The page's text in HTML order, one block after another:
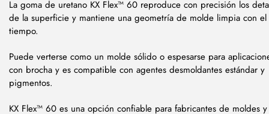
La goma de uretano KX Flex™ 60 reproduce con precisión los
de la superficie y mantiene una geometría de molde limpia con el
tiempo.
Puede verterse como un molde sólido o espesarse para
con brocha y es compatible con agentes desmoldantes estándar y
pigmentos.
KX Flex™ 60 es una opción confiable para fabricantes de moldes y